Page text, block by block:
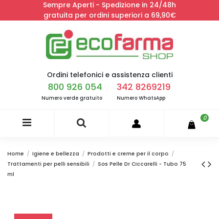
Sempre Aperti - Spedizione in 24/48h
gratuita per ordini superiori a 69,90€
Ordini telefonici e assistenza clienti
800 926 054
Numero verde gratuito
342 8269219
Numero WhatsApp
0
Home Igiene e bellezza
Prodotti e creme per il corpo
Trattamenti per pelli sensibili
Sos Pelle Dr Ciccarelli - Tubo 75
ml